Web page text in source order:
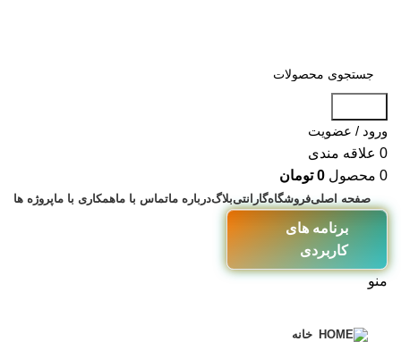
ورود / عضویت
0 علاقه مندی
0 محصول 0 تومان
صفحه اصلیفروشگاهگارانتیبلاگدرباره ماتماس با ماهمکاری با ماپروژه ها
برنامه های
کاربردی
منو
خانه